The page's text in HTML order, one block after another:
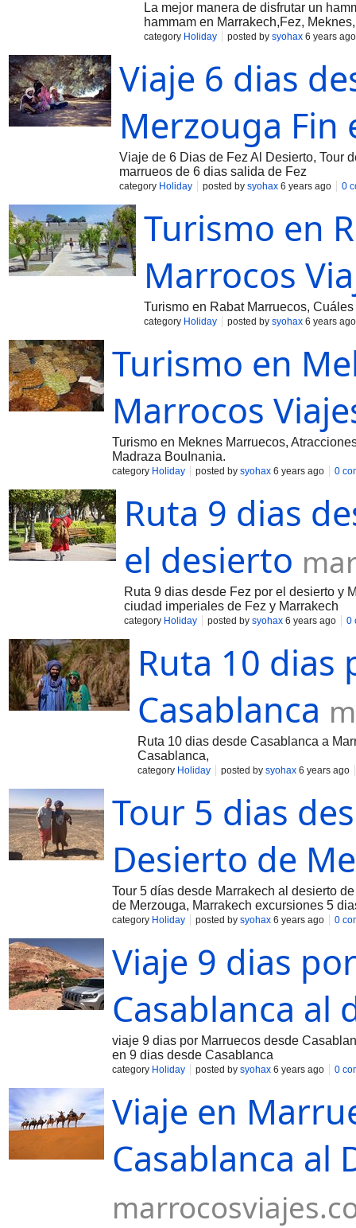
La mejor manera de disfrutar un
hammam en Marrakech,Fez,
category Holiday posted by syohax 6 years ago
Viaje 6 dias
Merzouga Fin
Viaje de 6 Dias de Fez Al Desierto, Tour
marrueos de 6 dias salida de Fez
category Holiday posted by syohax 6 years ago 0
Turismo en
Marrocos
Turismo en Rabat Marruecos,
category Holiday posted by syohax 6 years ago
Turismo en
Marrocos
Turismo en Meknes Marruecos,
Madraza BouInania.
category Holiday posted by syohax 6 years ago 0
Ruta 9 dias
el desierto
Ruta 9 dias desde Fez por el desierto y
ciudad imperiales de Fez y Marrakech
category Holiday posted by syohax 6 years ago 0
Ruta 10 dias
Casablanca
Ruta 10 dias desde Casablanca a
Casablanca,
category Holiday posted by syohax 6 years ago
Tour 5 dias
Desierto de
Tour 5 días desde Marrakech al desierto
de Merzouga, Marrakech excursiones 5
category Holiday posted by syohax 6 years ago 0
Viaje 9 dias
Casablanca al
viaje 9 dias por Marruecos desde
en 9 dias desde Casablanca
category Holiday posted by syohax 6 years ago 0
Viaje en
Casablanca al